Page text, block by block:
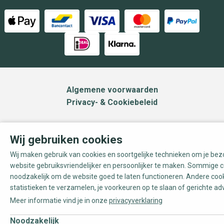
Algemene voorwaarden
Privacy- & Cookiebeleid
Wij gebruiken cookies
Wij maken gebruik van cookies en soortgelijke technieken om je
website gebruiksvriendelijker en persoonlijker te maken. Sommige
noodzakelijk om de website goed te laten functioneren. Andere
statistieken te verzamelen, je voorkeuren op te slaan of gerichte
Meer informatie vind je in onze privacyverklaring
Noodzakelijk